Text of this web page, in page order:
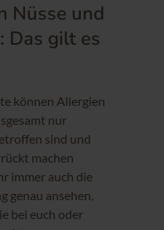
Nüsse und
Das gilt es
können Allergien
nur
sind und
machen
immer auch die
genau ansehen,
bei euch oder